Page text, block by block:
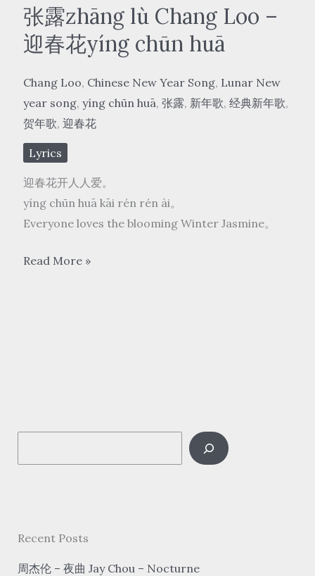
–
恭
喜
喜
gōng
xǐ
gōng
张露zhāng lù Chang Loo –
迎春花yíng chūn huā
Chang Loo, Chinese New Year Song, Lunar New
year song, yíng chūn huā, 张露, 新年歌, 经典新年歌,
贺年歌, 迎春花
Lyrics
迎春花开人人爱。
yíng chūn huā kāi rén rén ài。
Everyone loves the blooming Winter Jasmine。
张
chūn
Read More »
e
c
Recent Posts
周杰伦 – 夜曲 Jay Chou – Nocturne